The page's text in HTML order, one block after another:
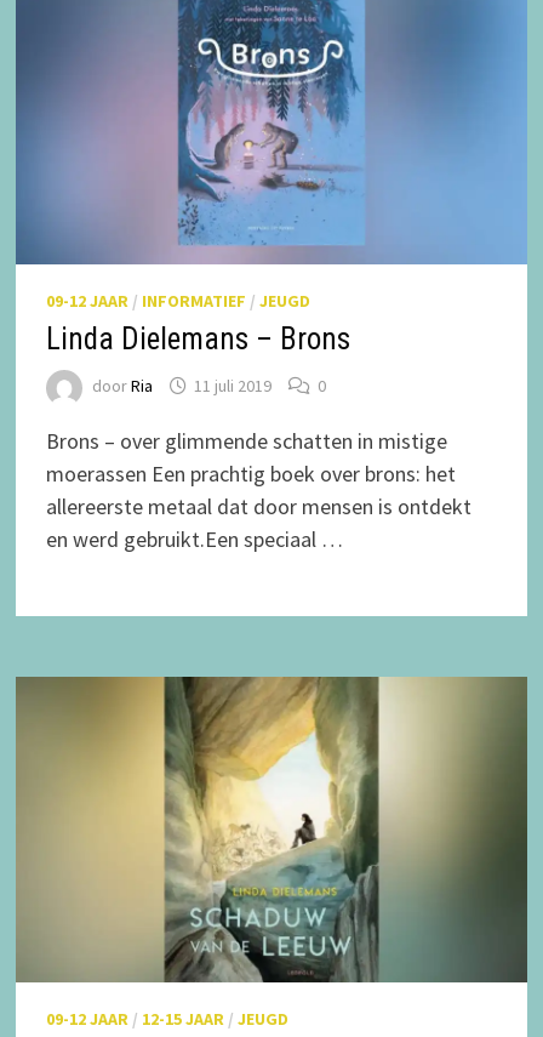
09-12 JAAR/ INFORMATIEF / JEUGD
Linda Dielemans – Brons
doorRia 11 juli 2019 0
Brons – over glimmende schatten in mistige
moerassen Een prachtig boek over brons: het
allereerste metaal dat door mensen is ontdekt
en werd gebruikt.Een speciaal …
09-12 JAAR / 12-15 JAAR / JEUGD